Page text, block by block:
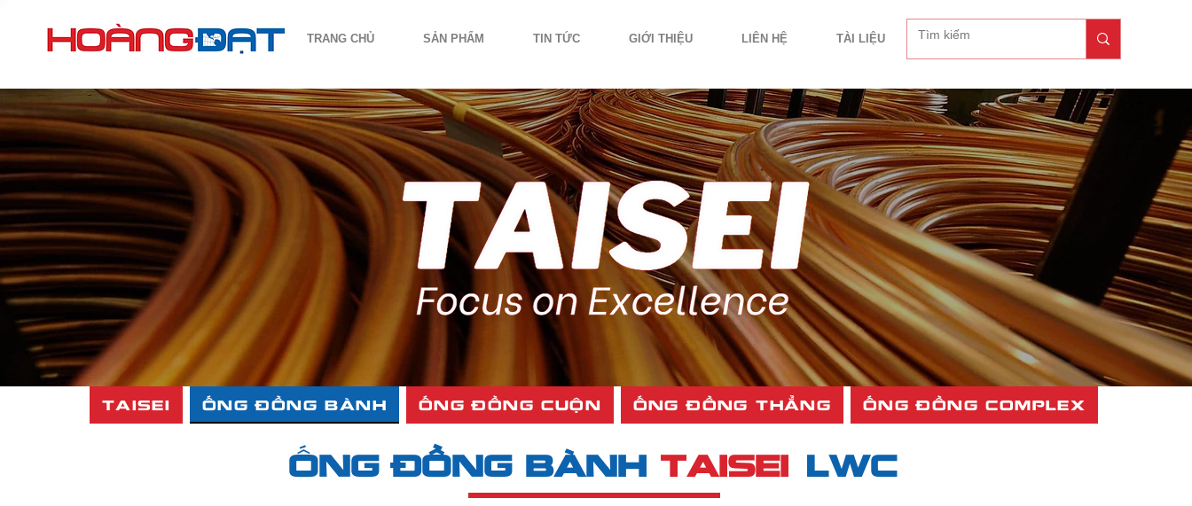
TRANG CHỦ SẢN PHẨM TIN TỨC GIỚI THIỆU LIÊN HỆ TÀI LIỆU
TAISEI ỐNG ĐỒNG BÀNH ỐNG ĐỒNG CUỘN ỐNG ĐỒNG THẲNG ỐNG ĐỒNG COMPLEX
​Ống đồng bành TAISEI (LWC)